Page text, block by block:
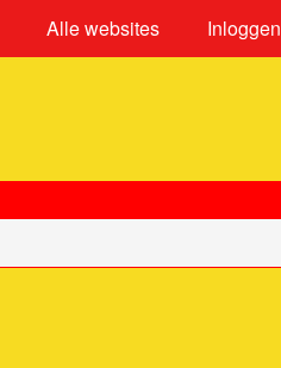
Alle websites Inloggen